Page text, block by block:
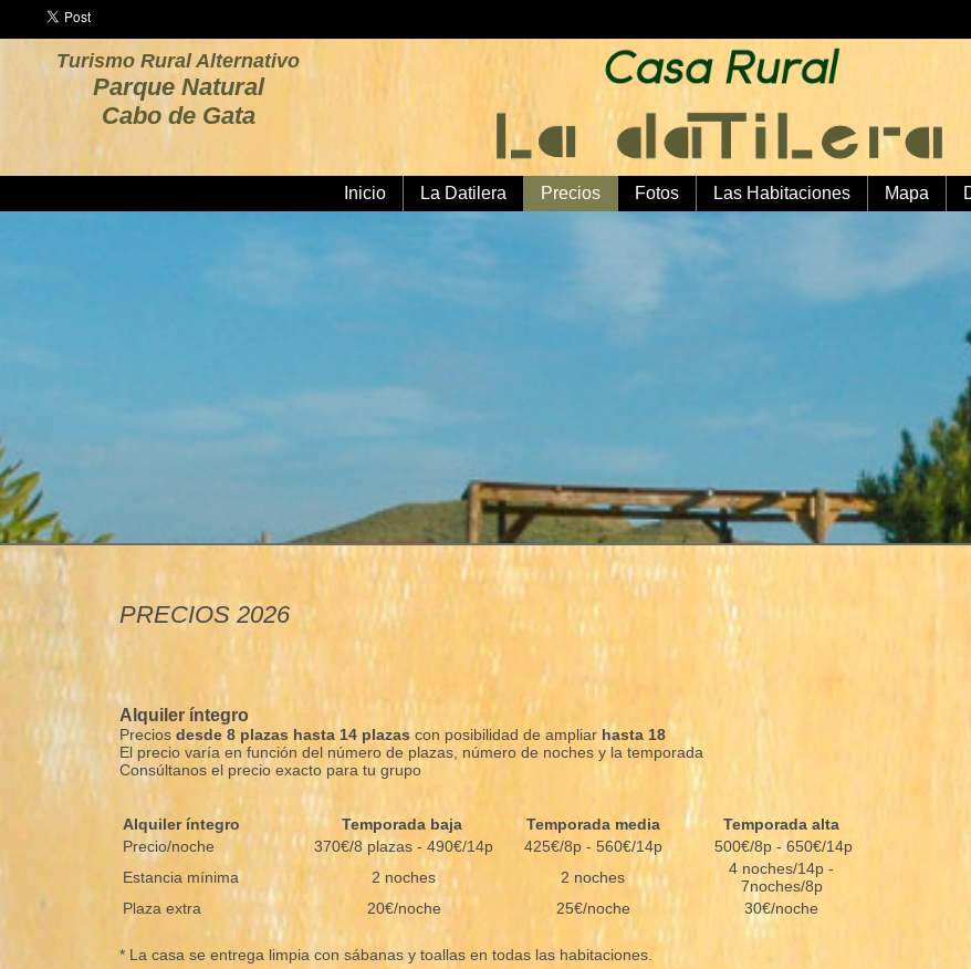
Turismo Rural Alternativo
Parque Natural
Cabo de Gata
Inicio La Datilera Precios Fotos Las Habitaciones Mapa
PRECIOS 2026
Alquiler íntegro
Precios desde 8 plazas hasta 14 plazascon posibilidad de ampliar hasta 18
El precio varía en función del número de plazas, número de noches y la temporada
Consúltanos el precio exacto para tu grupo
Alquiler íntegro Temporada baja Temporada media
Temporada alta
Precio/noche
370€/8 plazas - 490€/14p 425€/8p - 560€/14p
500€/8p - 650€/14p
Estancia mínima
2 noches 2 noches
4 noches/14p -
7noches/8p
Plaza extra
20€/noche 25€/noche 30€/noche
* La casa se entrega limpia con sábanas y toallas en todas las habitaciones.